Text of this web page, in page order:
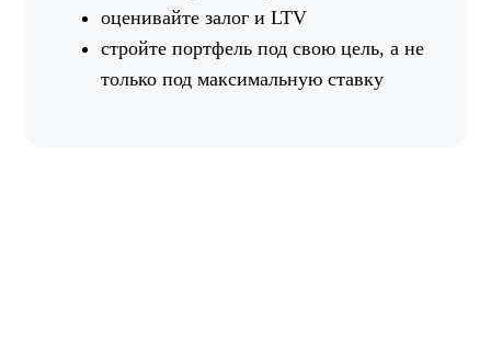
оценивайте залог и LTV
стройте портфель под свою цель, а не
только под максимальную ставку